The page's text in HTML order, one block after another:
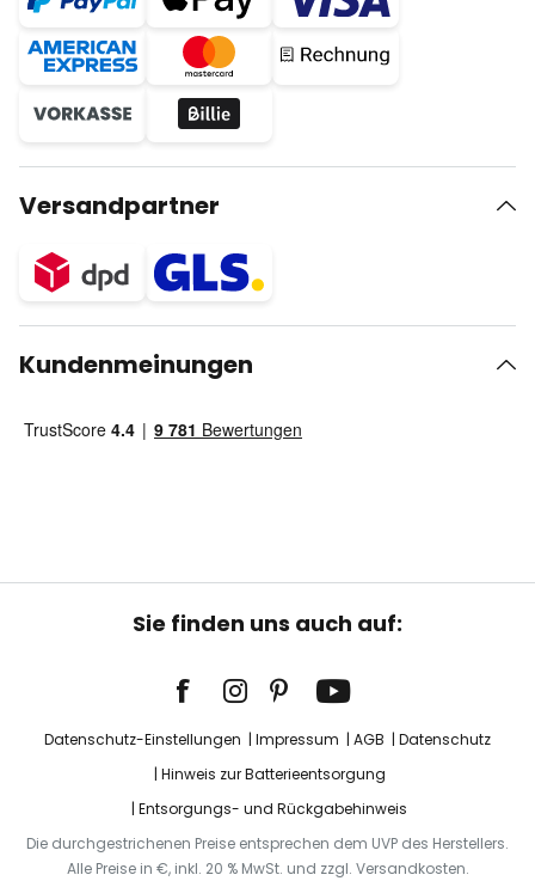
Versandpartner
Kundenmeinungen
Sie finden uns auch auf:
Datenschutz-Einstellungen Impressum AGB
Datenschutz
Hinweis zur Batterieentsorgung
Entsorgungs- und Rückgabehinweis
Die durchgestrichenen Preise entsprechen dem UVP des Herstellers.
Alle Preise in €, inkl. 20 % MwSt. und zzgl. Versandkosten.